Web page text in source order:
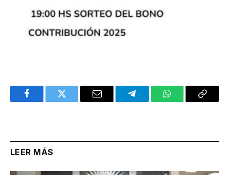
FacebookTwitter Email TelegramWhatsAppCopy
LEER MÁS